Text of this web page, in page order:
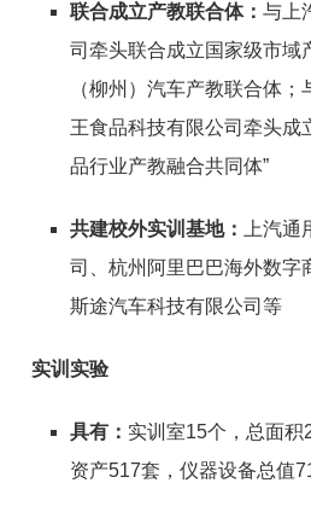
联合成立产教联合体：与上
司牵头联合成立国家级市
（柳州）汽车产教联合体
王食品科技有限公司牵头成
品行业产教融合共同体”
共建校外实训基地：
上汽
司、杭州阿里巴巴海外数字
斯途汽车科技有限公司等
实训实验
具有： 实训室15个，总面
资产517套，仪器设备总值